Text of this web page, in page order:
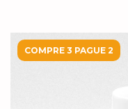
COMPRE 3 PAGUE 2